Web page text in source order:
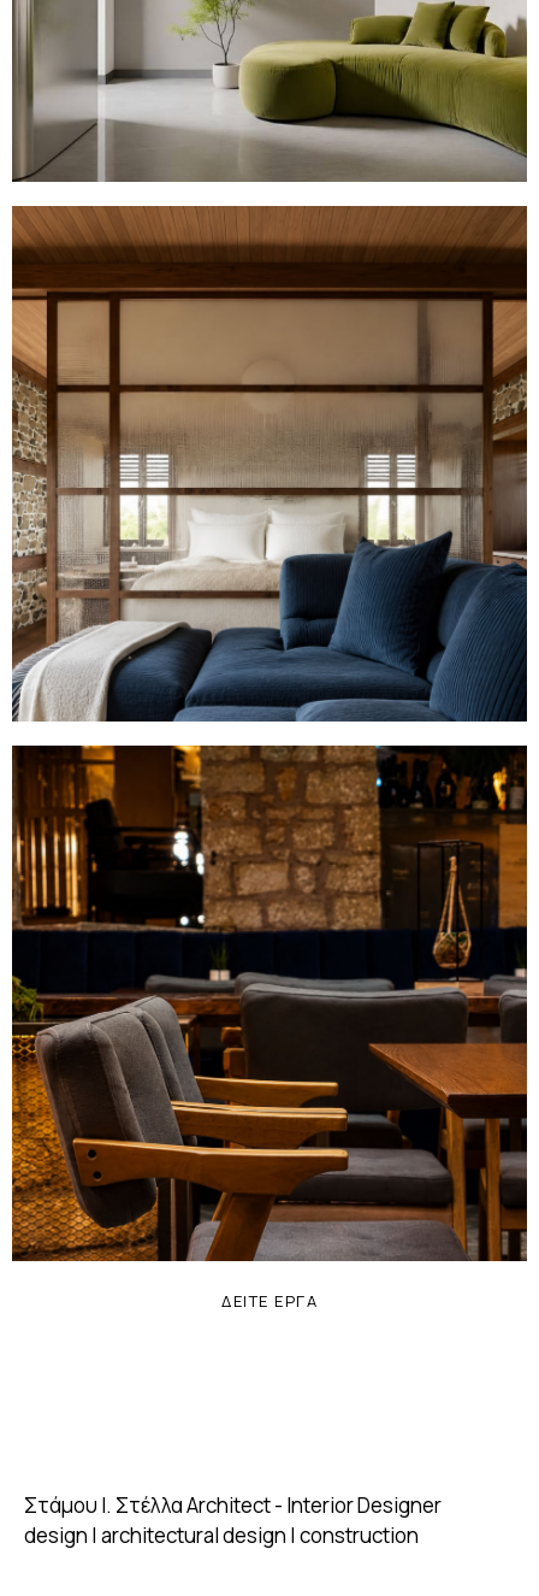
Office
Houses
Cafe Bar,Restaurant
ΔΕΙΤΕ ΕΡΓΑ
Στάμου Ι. ΣτέλλαArchitect - Interior Designer
design | architectural design | construction